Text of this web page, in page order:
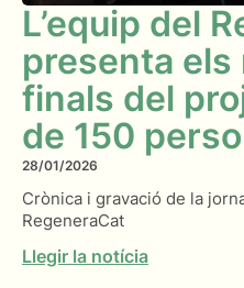
L’equip del
presenta
finals del
de 150
28/01/2026
Crònica i gravació de la
RegeneraCat
Llegir la notícia